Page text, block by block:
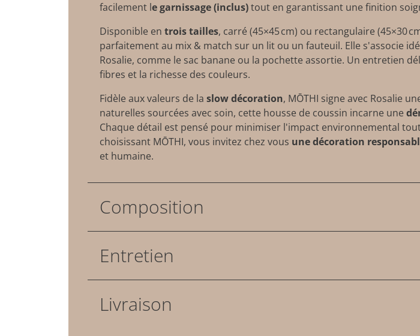
facilement le garnissage (inclus)tout en garantissant une finition
Disponible en trois tailles, carré (45×45 cm) ou rectangulaire (45×30
parfaitement au mix & match sur un lit ou un fauteuil. Elle s'associe
Rosalie, comme le sac banane ou la pochette assortie. Un entretien
fibres et la richesse des couleurs.
Fidèle aux valeurs de la slow décoration, MŌTHI signe avec Rosalie
naturelles sourcées avec soin, cette housse de coussin incarne une
Chaque détail est pensé pour minimiser l'impact environnemental
choisissant MŌTHI, vous invitez chez vous une décoration
et humaine.
Composition
Entretien
Livraison